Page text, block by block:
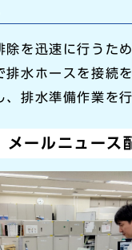
除を迅速に行うた
排水ホースを接続
、排水準備作業を
メールニュース